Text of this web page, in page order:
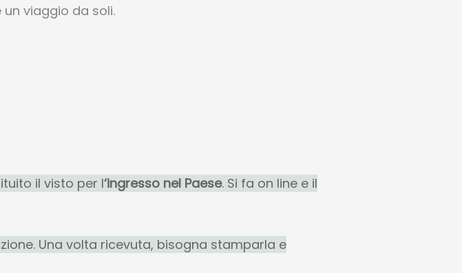
viaggio da soli.
il visto per l‘ingresso nel Paese. Si fa on line e il
Una volta ricevuta, bisogna stamparla e